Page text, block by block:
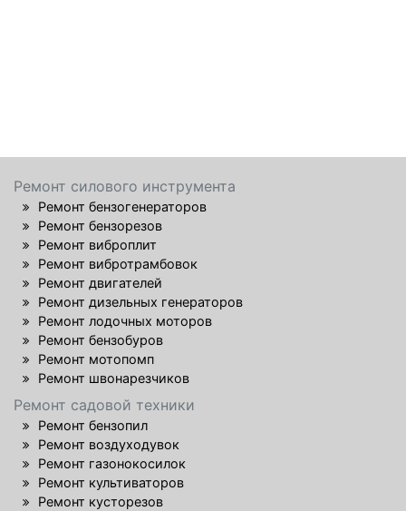
Ремонт силового инструмента
Ремонт бензогенераторов
Ремонт бензорезов
Ремонт виброплит
Ремонт вибротрамбовок
Ремонт двигателей
Ремонт дизельных генераторов
Ремонт лодочных моторов
Ремонт бензобуров
Ремонт мотопомп
Ремонт швонарезчиков
Ремонт садовой техники
Ремонт бензопил
Ремонт воздуходувок
Ремонт газонокосилок
Ремонт культиваторов
Ремонт кусторезов